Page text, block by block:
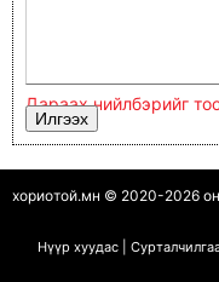
Дараах нийлбэрийг
хориотой.мн © 2020-2026 он
Нүүр хуудас